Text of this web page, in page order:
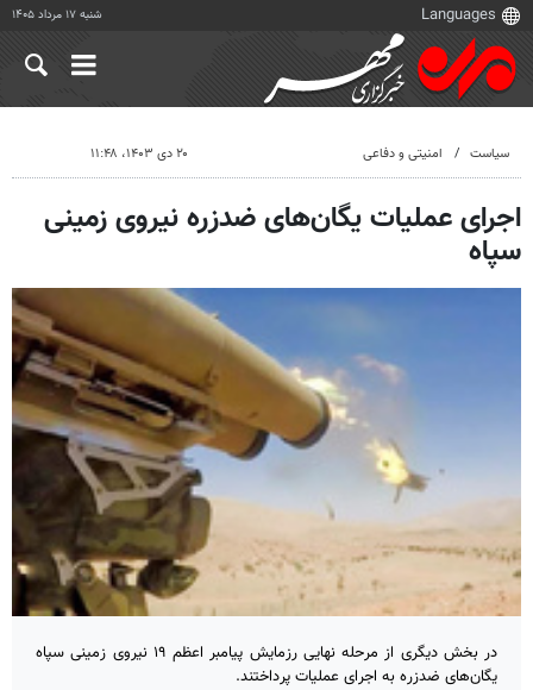
شنبه ۱۷ مرداد ۱۴۰۵
سیاست امنیتی و دفاعی ۲۰ دی ۱۴۰۳، ۱۱:۴۸
اجرای عملیات یگان‌های ضدزره نیروی زمینی
سپاه
در بخش دیگری از مرحله نهایی رزمایش پیامبر اعظم ۱۹ نیروی زمینی سپاه
یگان‌های ضدزره به اجرای عملیات پرداختند.